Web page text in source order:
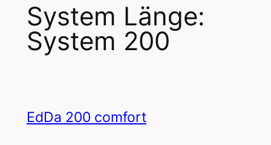
System Länge:
System 200
EdDa 200 comfort